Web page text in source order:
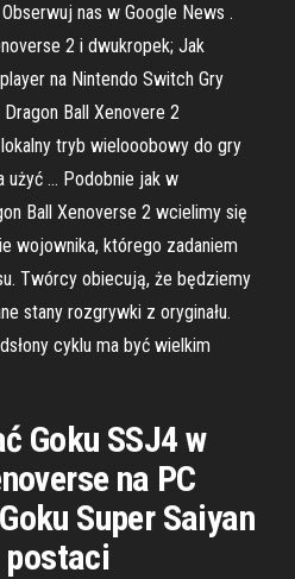
nas w Google News .
2 i dwukropek; Jak
na Nintendo Switch Gry
Ball Xenovere 2
tryb wielooobowy do gry
użyć … Podobnie jak w
Ball Xenoverse 2 wcielimy się
wojownika, którego zadaniem
Twórcy obiecują, że będziemy
stany rozgrywki z oryginału.
cyklu ma być wielkim
Goku SSJ4 w
na PC
Super Saiyan
postaci